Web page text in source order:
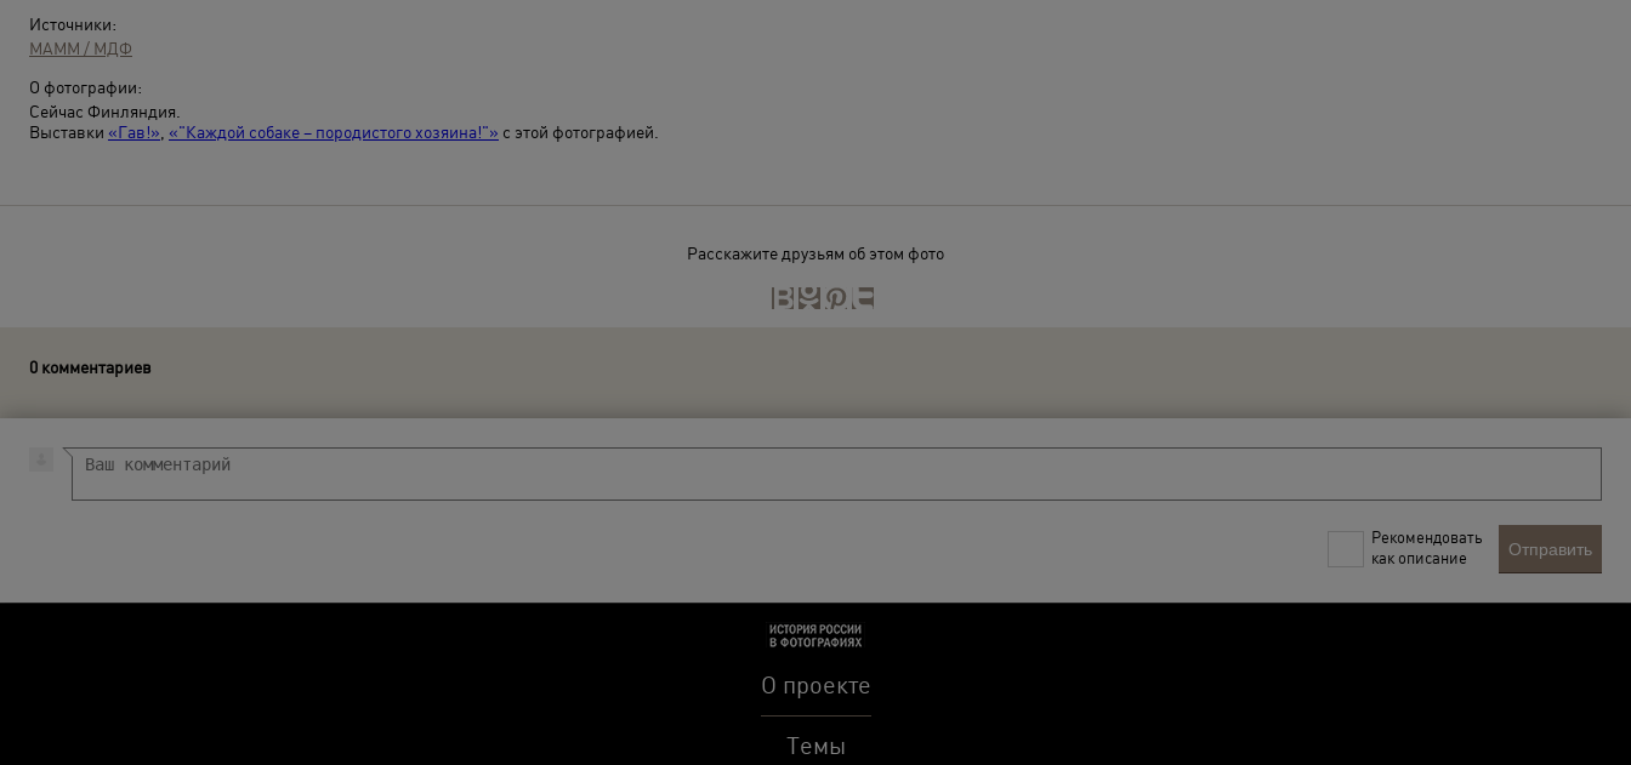
Источники:
МАММ / МДФ
О фотографии:
Сейчас Финляндия.
Выставки «Гав!» «"Каждой собаке – породистого хозяина!"» c этой фотографией.
Расскажите друзьям об этом фото
0 комментариев
Рекомендовать
как описание
Отправить
О проекте
Темы